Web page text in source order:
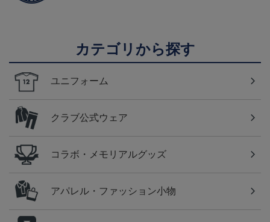
カテゴリから探す
ユニフォーム
クラブ公式ウェア
コラボ・メモリアルグッズ
アパレル・ファッション小物